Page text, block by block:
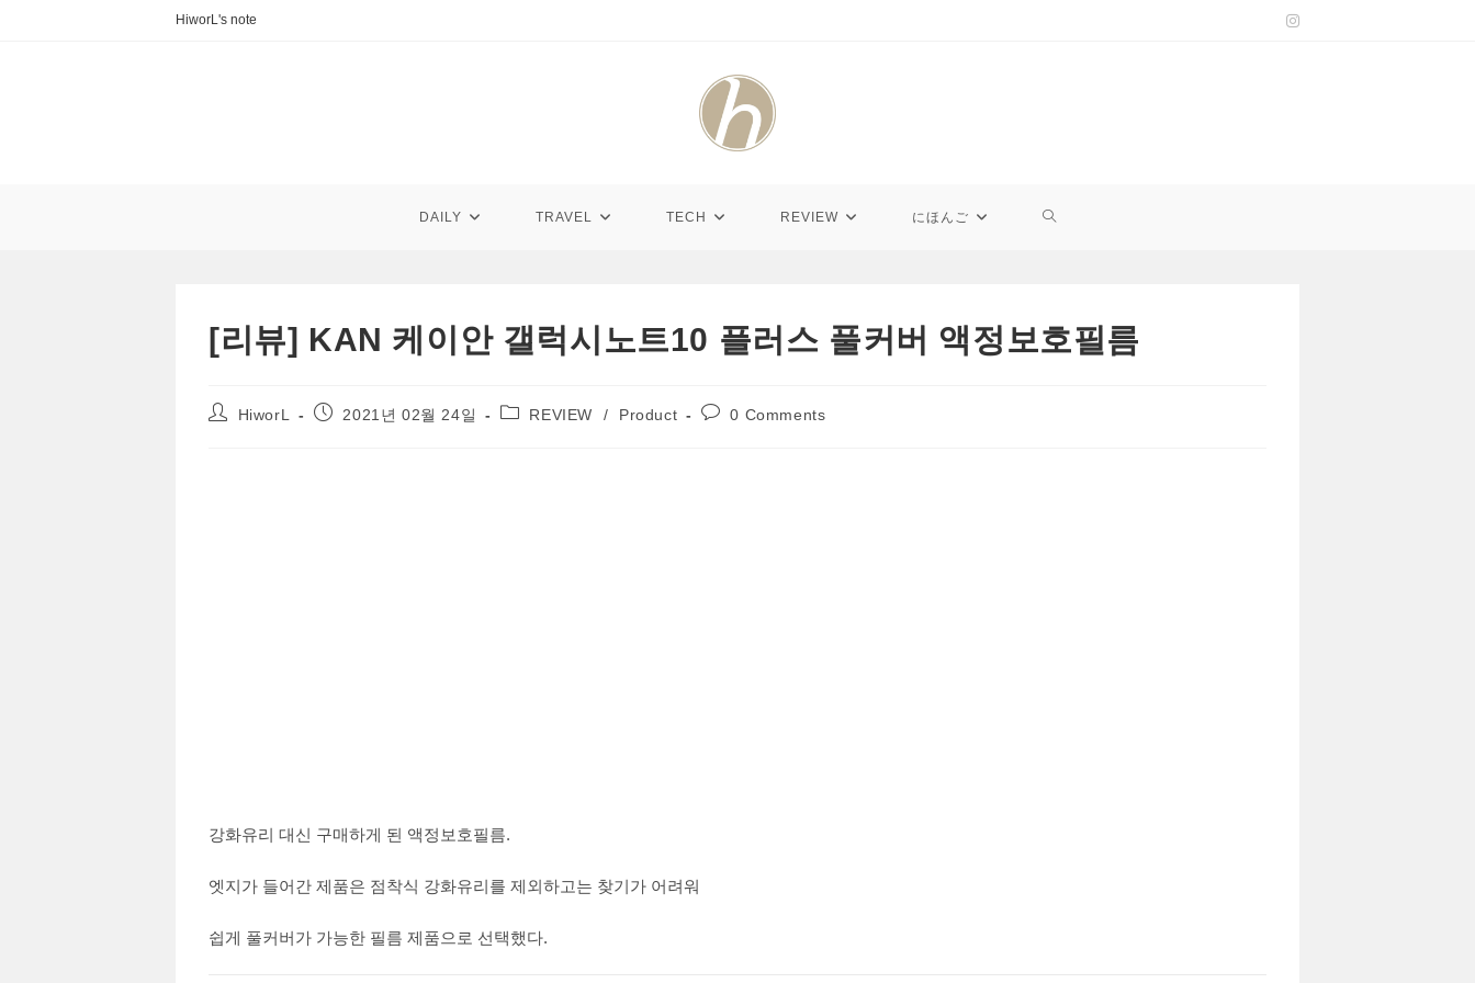
HiworL's note
DAILY TRAVEL TECH REVIEW にほんご TOGGLE
SEARCH
[리뷰] KAN 케이안 갤럭시노트10 플러스 풀커버 액정보호필름
PostHiworL
Post2021년 02월 24일
PostREVIEW / Product
Post0 Comments
강화유리 대신 구매하게 된 액정보호필름.
엣지가 들어간 제품은 점착식 강화유리를 제외하고는 찾기가 어려워
쉽게 풀커버가 가능한 필름 제품으로 선택했다.